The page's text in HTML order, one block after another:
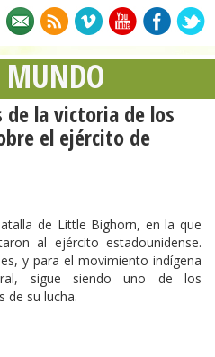
MUNDO
de la victoria de los
el ejército de
de Little Bighorn, en la que
al ejército estadounidense.
y para el movimiento indígena
sigue siendo uno de los
de su lucha.